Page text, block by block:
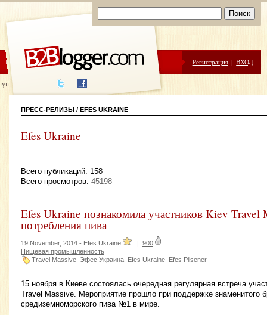
ЦЕНЫ ПОМОЩЬ Регистрация | ВХОД
написания
ПРЕСС-РЕЛИЗЫ / EFES UKRAINE
Efes Ukraine
Всего публикаций: 158
Всего просмотров: 45198
Efes Ukraine познакомила участников Kiev Travel
потребления пива
19 November, 2014 - Efes Ukraine | 900
Пищевая промышленность
Travel Massive Эфес Украина Efes Ukraine Efes Pilsener
15 ноября в Киеве состоялась очередная регулярная встреча
Travel Massive. Мероприятие прошло при поддержке знаменитого
средиземноморского пива №1 в мире.